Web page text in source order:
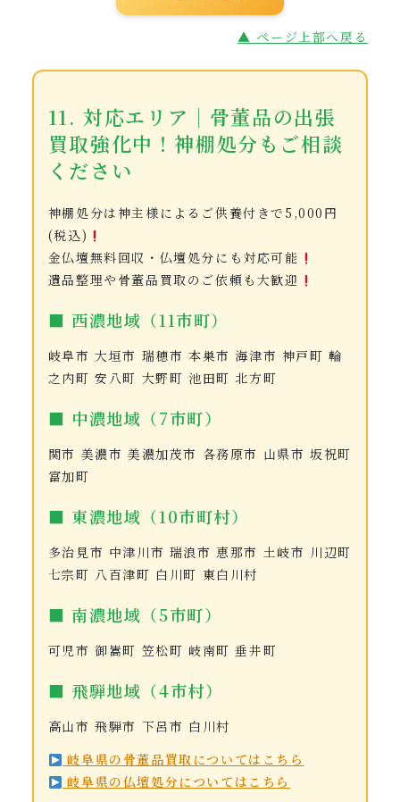
▲ ページ上部へ戻る
11. 対応エリア｜骨董品の出張
買取強化中！神棚処分もご相談
ください
神棚処分は神主様によるご供養付きで5,000円
(税込)
金仏壇無料回収・仏壇処分にも対応可能
遺品整理や骨董品買取のご依頼も大歓迎
■ 西濃地域（11市町）
岐阜市 大垣市 瑞穂市 本巣市 海津市 神戸町 輪
之内町 安八町 大野町 池田町 北方町
■ 中濃地域（7市町）
関市 美濃市 美濃加茂市 各務原市 山県市 坂祝町
富加町
■ 東濃地域（10市町村）
多治見市 中津川市 瑞浪市 恵那市 土岐市 川辺町
七宗町 八百津町 白川町 東白川村
■ 南濃地域（5市町）
可児市 御嵩町 笠松町 岐南町 垂井町
■ 飛騨地域（4市村）
高山市 飛騨市 下呂市 白川村
岐阜県の骨董品買取についてはこちら
岐阜県の仏壇処分についてはこちら